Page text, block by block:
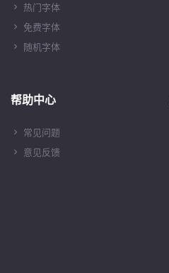
热门字体
免费字体
随机字体
帮助中心
常见问题
意见反馈